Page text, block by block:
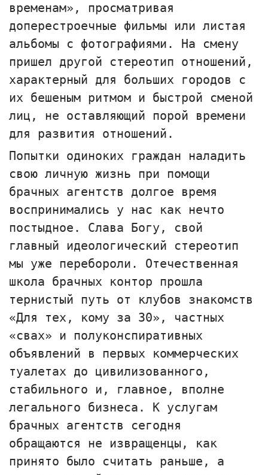
временам», просматривая
доперестроечные фильмы или листая
альбомы с фотографиями. На смену
пришел другой стереотип отношений,
характерный для больших городов с
их бешеным ритмом и быстрой сменой
лиц, не оставляющий порой времени
для развития отношений.
Попытки одиноких граждан наладить
свою личную жизнь при помощи
брачных агентств долгое время
воспринимались у нас как нечто
постыдное. Слава Богу, свой
главный идеологический стереотип
мы уже перебороли. Отечественная
школа брачных контор прошла
тернистый путь от клубов знакомств
«Для тех, кому за 30», частных
«свах» и полуконспиративных
объявлений в первых коммерческих
туалетах до цивилизованного,
стабильного и, главное, вполне
легального бизнеса. К услугам
брачных агентств сегодня
обращаются не извращенцы, как
принято было считать раньше, а